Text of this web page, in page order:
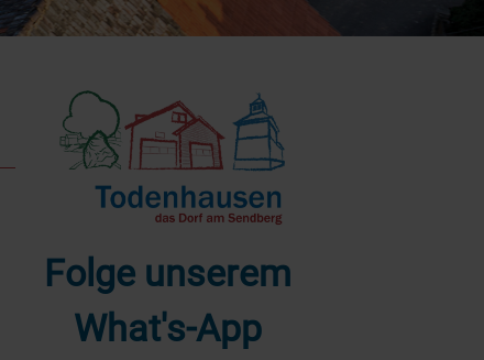
Folge unserem
What's-App